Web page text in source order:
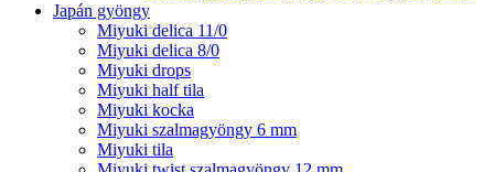
Japán gyöngy
Miyuki delica 11/0
Miyuki delica 8/0
Miyuki drops
Miyuki half tila
Miyuki kocka
Miyuki szalmagyöngy 6 mm
Miyuki tila